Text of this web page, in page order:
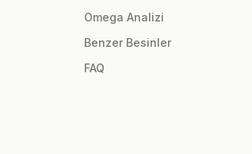
Omega Analizi
Benzer Besinler
FAQ